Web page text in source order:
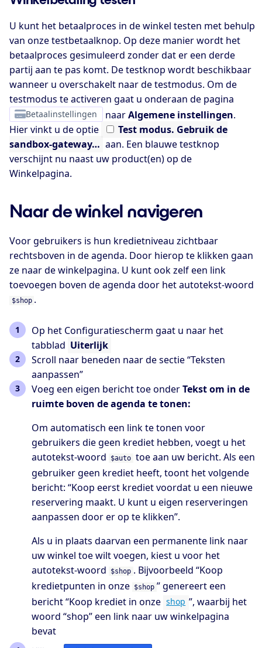
U kunt het betaalproces in de winkel testen met behulp
van onze testbetaalknop. Op deze manier wordt het
betaalproces gesimuleerd zonder dat er een derde
partij aan te pas komt. De testknop wordt beschikbaar
wanneer u overschakelt naar de testmodus. Om de
testmodus te activeren gaat u onderaan de pagina
Betaalinstellingen naarAlgemene instellingen.
Hier vinkt u de optie
Testmodus. Gebruik de
sandbox-gateway… aan. Een blauwe testknop
verschijnt nu naast uw product(en) op de
Winkelpagina.
Naar de winkel navigeren
Voor gebruikers is hun kredietniveau zichtbaar
rechtsboven in de agenda. Door hierop te klikken gaan
ze naar de winkelpagina. U kunt ook zelf een link
toevoegen boven de agenda door het autotekst-woord
$shop .
Op het Configuratiescherm gaat u naar het
tabblad Uiterlijk
Scroll naar beneden naar de sectie “Teksten
aanpassen”
Voeg een eigen bericht toe onderTekst om in de
ruimte boven de agenda te tonen:
Om automatisch een link te tonen voor
gebruikers die geen krediet hebben, voegt u het
autotekst-woord
$auto toe aan uw bericht. Als een
gebruiker geen krediet heeft, toont het volgende
bericht: “Koop eerst krediet voordat u een nieuwe
reservering maakt. U kunt u eigen reserveringen
aanpassen door er op te klikken”.
Als u in plaats daarvan een permanente link naar
uw winkel toe wilt voegen, kiest u voor het
autotekst-woord
$shop . Bijvoorbeeld “Koop
kredietpunten in onze $shop ” genereert een
bericht “Koop krediet in onze shop ”, waarbij het
woord “shop” een link naar uw winkelpagina
bevat